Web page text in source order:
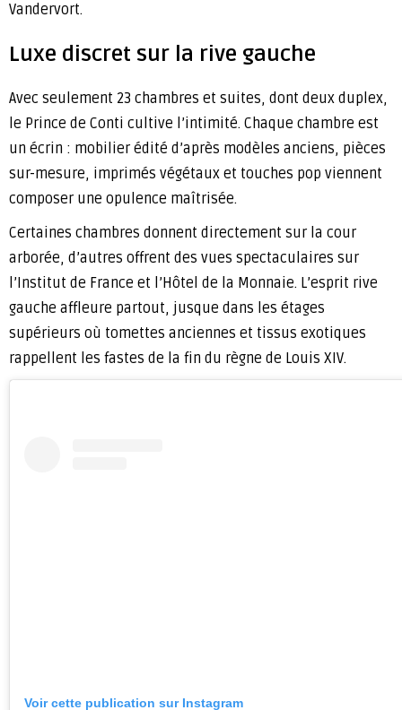
Vandervort.
Luxe discret sur la rive gauche
Avec seulement 23 chambres et suites, dont deux duplex,
le Prince de Conti cultive l’intimité. Chaque chambre est
un écrin : mobilier édité d’après modèles anciens, pièces
sur-mesure, imprimés végétaux et touches pop viennent
composer une opulence maîtrisée.
Certaines chambres donnent directement sur la cour
arborée, d’autres offrent des vues spectaculaires sur
l’Institut de France et l’Hôtel de la Monnaie. L’esprit rive
gauche affleure partout, jusque dans les étages
supérieurs où tomettes anciennes et tissus exotiques
rappellent les fastes de la fin du règne de Louis XIV.
Voir cette publication sur Instagram